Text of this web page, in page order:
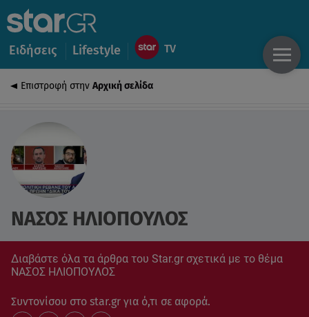
Ειδήσεις Lifestyle
Επιστροφή στην Αρχική σελίδα
ΝΑΣΟΣ ΗΛΙΟΠΟΥΛΟΣ
Διαβάστε όλα τα άρθρα του Star.gr σχετικά με το θέμα
ΝΑΣΟΣ ΗΛΙΟΠΟΥΛΟΣ
Συντονίσου στο star.gr για ό,τι σε αφορά.